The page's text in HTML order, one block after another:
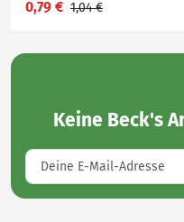
0,79 € 1,04 €
Keine Beck's